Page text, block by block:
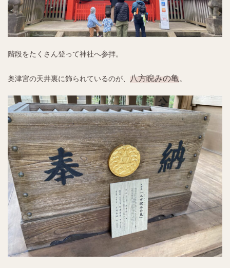
階段をたくさん登って神社へ参拝。
奥津宮の天井裏に飾られているのが、 八方睨みの亀 。